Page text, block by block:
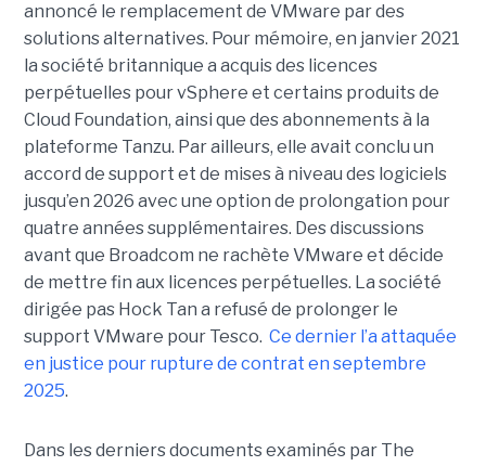
annoncé le remplacement de VMware par des
solutions alternatives. Pour mémoire, en janvier 2021
la société britannique a acquis des licences
perpétuelles pour vSphere et certains produits de
Cloud Foundation, ainsi que des abonnements à la
plateforme Tanzu. Par ailleurs, elle avait conclu un
accord de support et de mises à niveau des logiciels
jusqu’en 2026 avec une option de prolongation pour
quatre années supplémentaires. Des discussions
avant que Broadcom ne rachète VMware et décide
de mettre fin aux licences perpétuelles. La société
dirigée pas Hock Tan a refusé de prolonger le
support VMware pour Tesco. Ce dernier l’a attaquée
en justice pour rupture de contrat en septembre
2025.
Dans les derniers documents examinés par The